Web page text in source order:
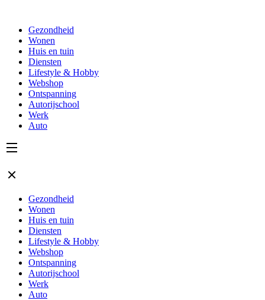
Gezondheid
Wonen
Huis en tuin
Diensten
Lifestyle & Hobby
Webshop
Ontspanning
Autorijschool
Werk
Auto
Gezondheid
Wonen
Huis en tuin
Diensten
Lifestyle & Hobby
Webshop
Ontspanning
Autorijschool
Werk
Auto